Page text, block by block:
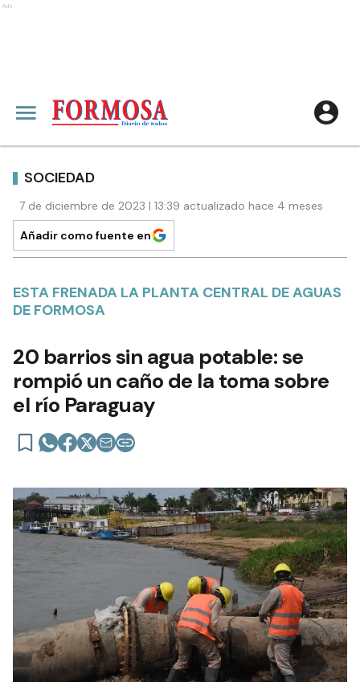
Ads
SOCIEDAD
7 de diciembre de 2023 | 13:39 actualizado hace 4 meses
Añadir como fuente en
ESTA FRENADA LA PLANTA CENTRAL DE AGUAS
DE FORMOSA
20 barrios sin agua potable: se
rompió un caño de la toma sobre
el río Paraguay